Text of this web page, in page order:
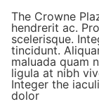
The Crowne
hendrerit ac.
scelerisque.
tincidunt.
maluada quam
ligula at nibh
Integer the
dolor